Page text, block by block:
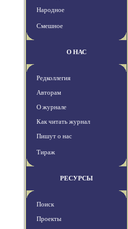
Народное
Смешное
О НАС
Редколлегия
Авторам
О журнале
Как читать журнал
Пишут о нас
Тираж
РЕСУРСЫ
Поиск
Проекты